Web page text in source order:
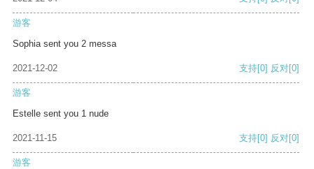
游客
Sophia sent you 2 messa
2021-12-02 支持[0] 反对[0]
游客
Estelle sent you 1 nude
2021-11-15 支持[0] 反对[0]
游客